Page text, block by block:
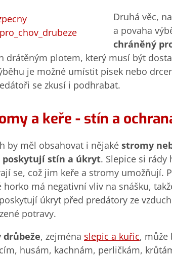
Druhá věc,
a povaha
chráněný
drátěným plotem, který musí být
je možné umístit písek nebo
se zkusí i podhrabat.
a keře - stín a
by měl obsahovat i nějaké stromy
poskytují stín a úkryt. Slepice si rády
se, což jim keře a stromy umožňují.
horko má negativní vliv na snášku,
úkryt před predátory ze
potravy.
drůbeže, zejména slepic a kuřic, může
husám, kachnám, perličkám,